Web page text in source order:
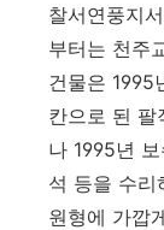
찰서연풍지
부터는 천주
건물은 1995
칸으로 된 팔
나 1995년
석 등을 수리
원형에 가깝